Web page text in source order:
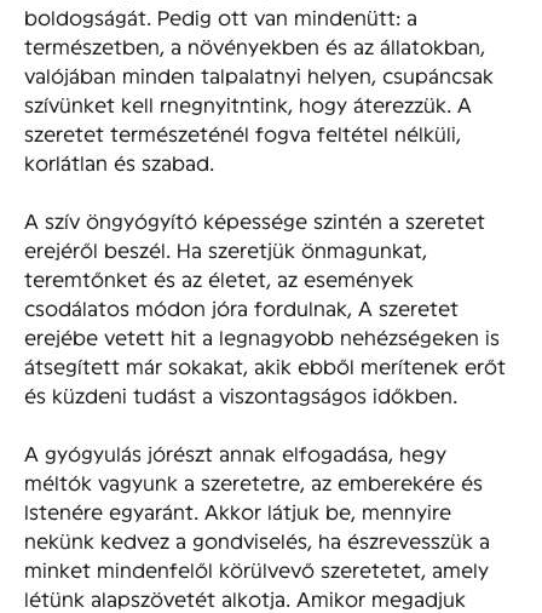
boldogságát. Pedig ott van mindenütt: a
természetben, a növényekben és az állatokban,
valójában minden talpalatnyi helyen, csupáncsak
szívünket kell rnegnyitntink, hogy áterezzük. A
szeretet természeténél fogva feltétel nélküli,
korlátlan és szabad.
A szív öngyógyító képessége szintén a szeretet
erejéről beszél. Ha szeretjük önmagunkat,
teremtőnket és az életet, az események
csodálatos módon jóra fordulnak, A szeretet
erejébe vetett hit a legnagyobb nehézségeken is
átsegített már sokakat, akik ebből merítenek erőt
és küzdeni tudást a viszontagságos időkben.
A gyógyulás jórészt annak elfogadása, hegy
méltók vagyunk a szeretetre, az emberekére és
Istenére egyaránt. Akkor látjuk be, mennyire
nekünk kedvez a gondviselés, ha észrevesszük a
minket mindenfelől körülvevő szeretetet, amely
létünk alapszövetét alkotja. Amikor megadjuk